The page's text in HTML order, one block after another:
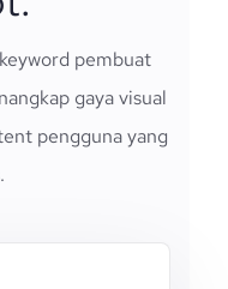
pembuat
gaya visual
pengguna yang